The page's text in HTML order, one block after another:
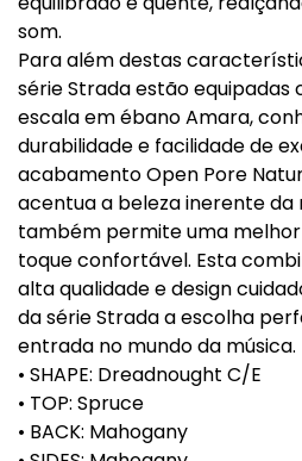
som.
Para além destas
série Strada estão
escala em ébano Amara,
durabilidade e facilidade de
acabamento Open Pore
acentua a beleza inerente da
também permite uma
toque confortável. Esta
alta qualidade e design
da série Strada a escolha
entrada no mundo da música.
• SHAPE: Dreadnought C/E
• TOP: Spruce
• BACK: Mahogany